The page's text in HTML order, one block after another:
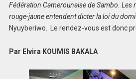
Fédération Camerounaise de Sambo. Les
rouge-jaune entendent dicter la loi du
Nyuyberiwo. Le rendez-vous est donc
Par Elvira KOUMIS BAKALA